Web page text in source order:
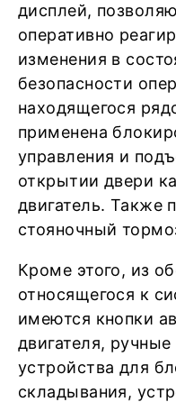
дисплей,
оперативно
изменения в
безопасности
находящегося
применена
управления и
открытии двери
двигатель. Также
стояночный
Кроме этого, из
относящегося к
имеются кнопки
двигателя,
устройства для
складывания,